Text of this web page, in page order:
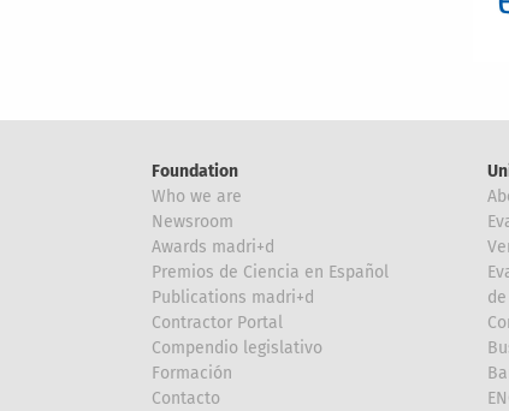
Foundation
Who we are
Newsroom
Awards madri+d
Premios de Ciencia en Español
Publications madri+d
Contractor Portal
Compendio legislativo
Formación
Contacto